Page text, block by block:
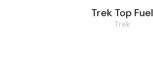
Trek Top Fuel
Trek